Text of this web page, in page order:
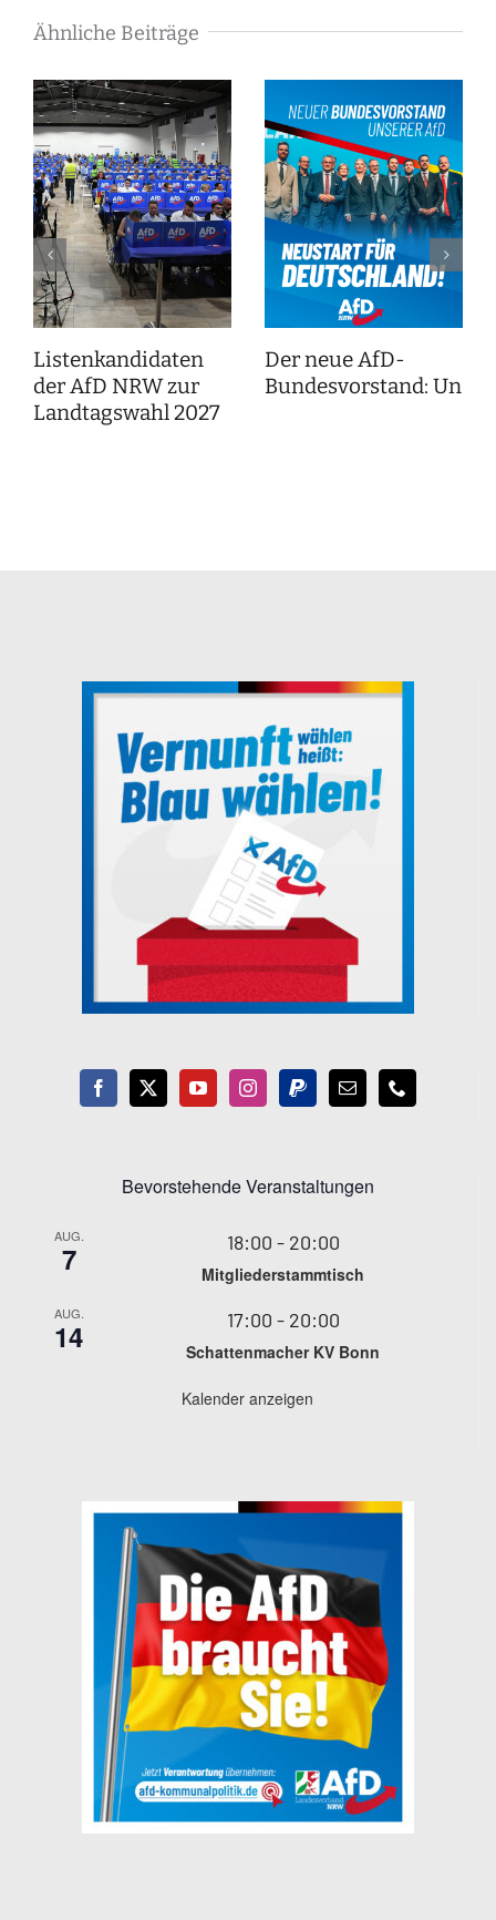
Ähnliche Beiträge
Listenkandidaten
der AfD NRW zur
Landtagswahl 2027
Der neue AfD-
Bundesvorstand:
Bevorstehende Veranstaltungen
AUG.
7 18:00 - 20:00
Mitgliederstammtisch
AUG.
14 17:00 - 20:00
Schattenmacher KV Bonn
Kalender anzeigen